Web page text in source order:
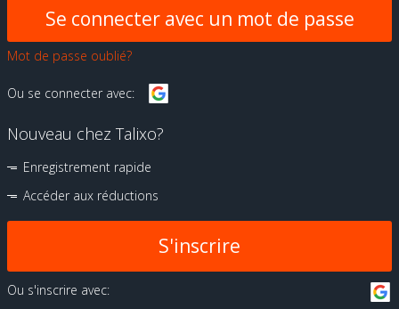
Mot de passe oublié?
Ou se connecter avec:
Nouveau chez Talixo?
Enregistrement rapide
Accéder aux réductions
S'inscrire
Ou s'inscrire avec: